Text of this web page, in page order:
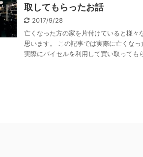
取してもらったお話
2017/9/28
亡くなった方の家を片付けていると様々
思います。 この記事では実際に亡くな
実際にバイセルを利用して買い取っても